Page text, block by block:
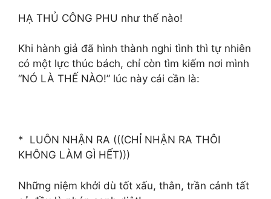
HẠ THỦ CÔNG PHU như thế nào!
Khi hành giả đã hình thành nghi tình thì tự nhiên
có một lực thúc bách, chỉ còn tìm kiếm nơi mình
“NÓ LÀ THẾ NÀO!” lúc này cái cần là:
* LUÔN NHẬN RA (((CHỈ NHẬN RA THÔI
KHÔNG LÀM GÌ HẾT)))
Những niệm khởi dù tốt xấu, thân, trần cảnh tất